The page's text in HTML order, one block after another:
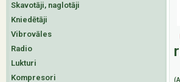
Skavotāji, naglotāji
Kniedētāji
Vibrovāles
Radio
Lukturi
Kompresori